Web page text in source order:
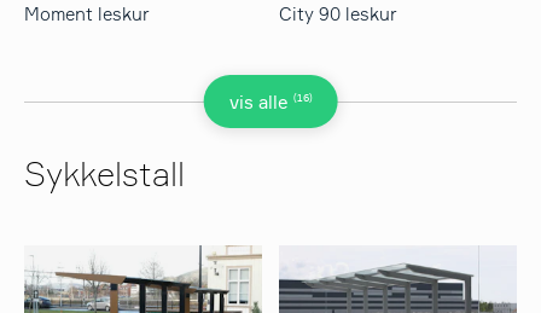
vis alle (16)
Moment leskur City 90 leskur
Sykkelstall